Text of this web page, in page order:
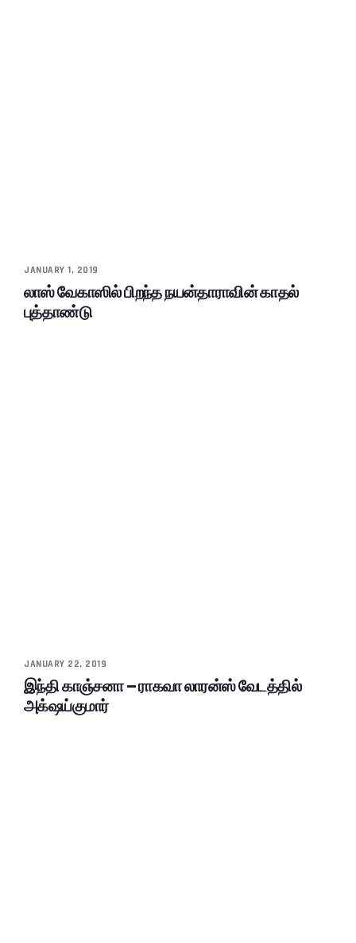
JANUARY 1, 2019
லாஸ் வேகாஸில் பிறந்த நயன்தாராவின் காதல்
புத்தாண்டு
JANUARY 22, 2019
இந்தி காஞ்சனா – ராகவா லாரன்ஸ் வேடத்தில்
அக்‌ஷய்குமார்